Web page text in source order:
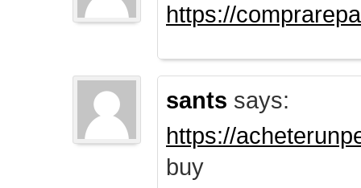
https://
sants says:
https://
buy